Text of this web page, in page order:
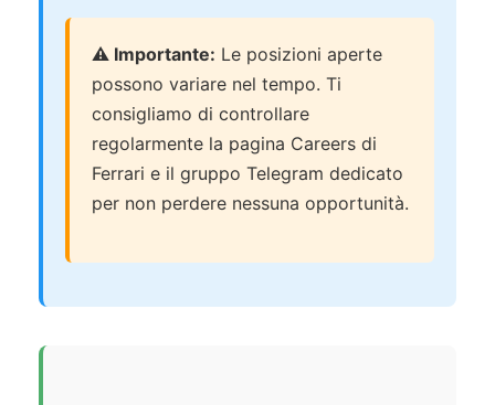
⚠️ Importante: Le posizioni aperte
possono variare nel tempo. Ti
consigliamo di controllare
regolarmente la pagina Careers di
Ferrari e il gruppo Telegram dedicato
per non perdere nessuna opportunità.